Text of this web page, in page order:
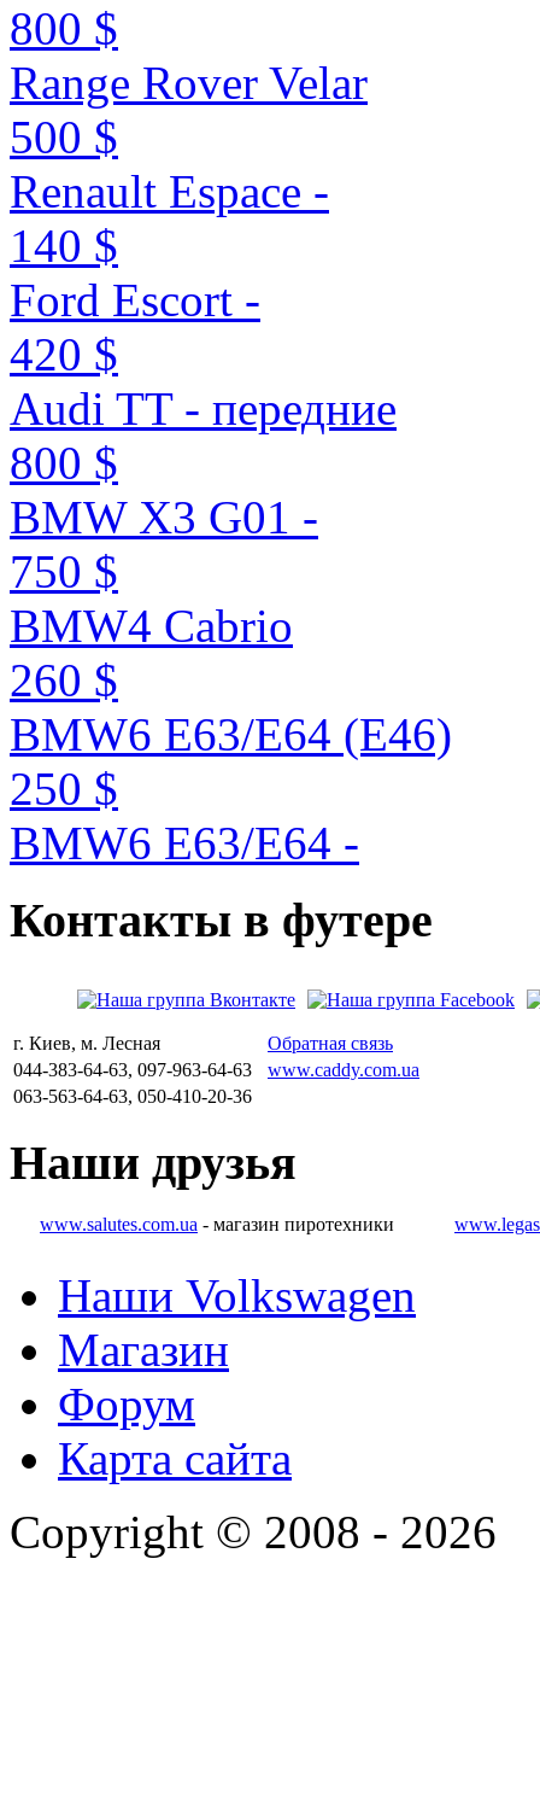
800 $
Range Rover Velar
500 $
Renault Espace -
140 $
Ford Escort -
420 $
Audi TT - передние
800 $
BMW X3 G01 -
750 $
BMW4 Cabrio
260 $
BMW6 E63/E64 (E46)
250 $
BMW6 E63/E64 -
Контакты в футере
г. Киев, м. Лесная
Обратная связь
044-383-64-63, 097-963-64-63
www.caddy.com.ua
063-563-64-63, 050-410-20-36
Наши друзья
www.salutes.com.ua - магазин пиротехники
Наши Volkswagen
Магазин
Форум
Карта сайта
Copyright © 2008 - 2026